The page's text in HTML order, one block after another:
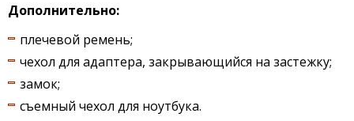
Дополнительно:
плечевой ремень;
чехол для адаптера, закрывающийся на застежку;
замок;
съемный чехол для ноутбука.